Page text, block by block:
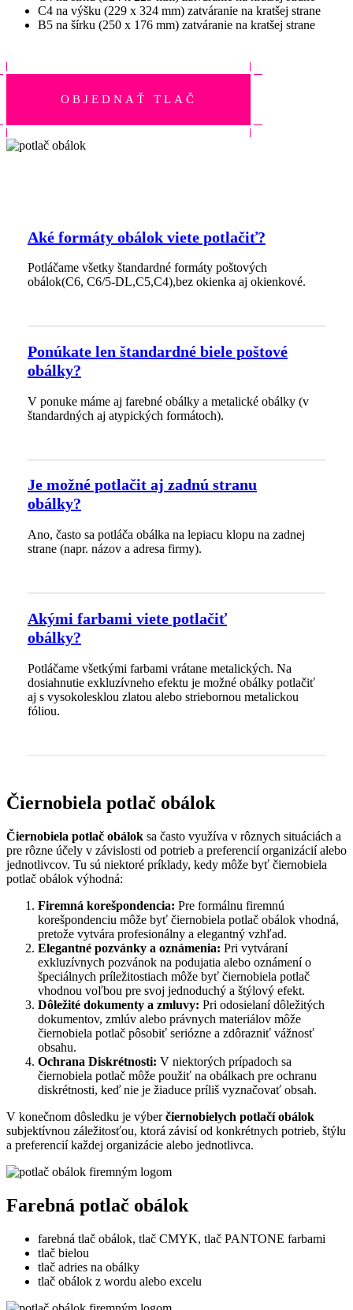
C4 na výšku (229 x 324 mm) zatváranie na kratšej strane
B5 na šírku (250 x 176 mm) zatváranie na kratšej strane
OBJEDNAŤ TLAČ
Aké formáty obálok viete potlačiť?
Potláčame všetky štandardné formáty poštových
obálok(C6, C6/5-DL,C5,C4),bez okienka aj okienkové.
Ponúkate len štandardné biele poštové
obálky?
V ponuke máme aj farebné obálky a metalické obálky (v
štandardných aj atypických formátoch).
Je možné potlačit aj zadnú stranu
obálky?
Ano, často sa potláča obálka na lepiacu klopu na zadnej
strane (napr. názov a adresa firmy).
Akými farbami viete potlačiť
obálky?
Potláčame všetkými farbami vrátane metalických. Na
dosiahnutie exkluzívneho efektu je možné obálky potlačiť
aj s vysokolesklou zlatou alebo striebornou metalickou
fóliou.
Čiernobiela potlač obálok
Čiernobiela potlač obálok sa často využíva v rôznych situáciách a
pre rôzne účely v závislosti od potrieb a preferencií organizácií alebo
jednotlivcov. Tu sú niektoré príklady, kedy môže byť čiernobiela
potlač obálok výhodná:
Firemná korešpondencia: Pre formálnu firemnú
korešpondenciu môže byť čiernobiela potlač obálok vhodná,
pretože vytvára profesionálny a elegantný vzhľad.
Elegantné pozvánky a oznámenia: Pri vytváraní
exkluzívnych pozvánok na podujatia alebo oznámení o
špeciálnych príležitostiach môže byť čiernobiela potlač
vhodnou voľbou pre svoj jednoduchý a štýlový efekt.
Dôležité dokumenty a zmluvy: Pri odosielaní dôležitých
dokumentov, zmlúv alebo právnych materiálov môže
čiernobiela potlač pôsobiť seriózne a zdôrazniť vážnosť
obsahu.
Ochrana Diskrétnosti: V niektorých prípadoch sa
čiernobiela potlač môže použiť na obálkach pre ochranu
diskrétnosti, keď nie je žiaduce príliš vyznačovať obsah.
V konečnom dôsledku je výberčiernobielych potlačí obálok
subjektívnou záležitosťou, ktorá závisí od konkrétnych potrieb, štýlu
a preferencií každej organizácie alebo jednotlivca.
Farebná potlač obálok
farebná tlač obálok, tlač CMYK, tlač PANTONE farbami
tlač bielou
tlač adries na obálky
tlač obálok z wordu alebo excelu